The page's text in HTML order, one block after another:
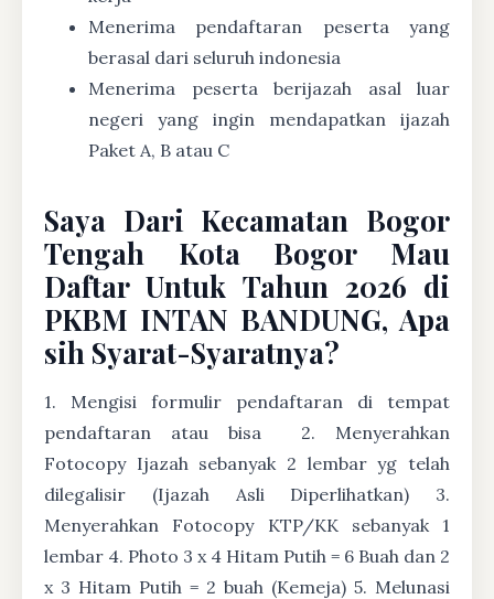
Menerima pendaftaran peserta yang
berasal dari seluruh indonesia
Menerima peserta berijazah asal luar
negeri yang ingin mendapatkan ijazah
Paket A, B atau C
Saya Dari Kecamatan Bogor
Tengah Kota Bogor Mau
Daftar Untuk Tahun 2026 di
PKBM INTAN BANDUNG, Apa
sih Syarat-Syaratnya?
1. Mengisi formulir pendaftaran di tempat
pendaftaran atau bisa
2. Menyerahkan
Fotocopy Ijazah sebanyak 2 lembar yg telah
dilegalisir (Ijazah Asli Diperlihatkan) 3.
Menyerahkan Fotocopy KTP/KK sebanyak 1
lembar 4. Photo 3 x 4 Hitam Putih = 6 Buah dan 2
x 3 Hitam Putih = 2 buah (Kemeja) 5. Melunasi